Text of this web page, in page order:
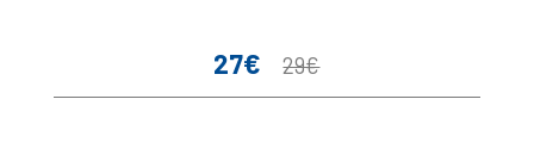
Prix
27€
Prix
29€